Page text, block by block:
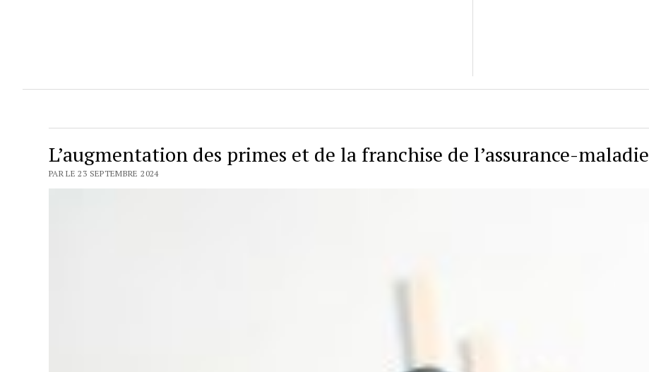
L’augmentation des primes et de la franchise de l’assurance-maladie
PAR LE 23 SEPTEMBRE 2024